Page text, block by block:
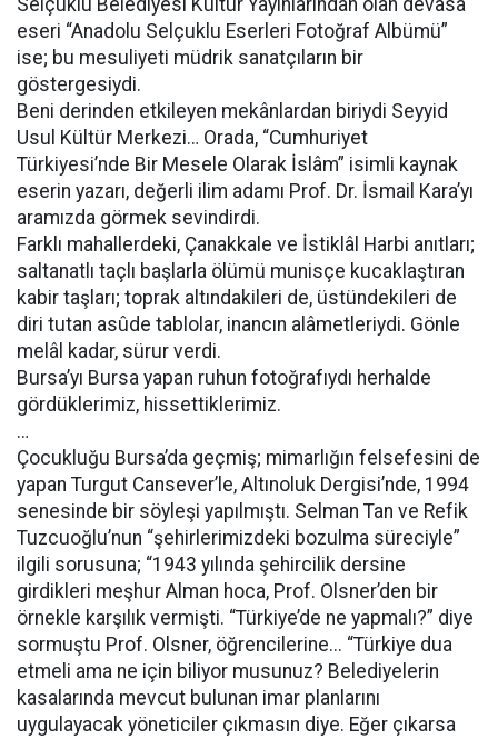
Selçuklu Belediyesi Kültür Yayınlarından olan devasa
eseri “Anadolu Selçuklu Eserleri Fotoğraf Albümü”
ise; bu mesuliyeti müdrik sanatçıların bir
göstergesiydi.
Beni derinden etkileyen mekânlardan biriydi Seyyid
Usul Kültür Merkezi… Orada, “Cumhuriyet
Türkiyesi’nde Bir Mesele Olarak İslâm” isimli kaynak
eserin yazarı, değerli ilim adamı Prof. Dr. İsmail Kara’yı
aramızda görmek sevindirdi.
Farklı mahallerdeki, Çanakkale ve İstiklâl Harbi anıtları;
saltanatlı taçlı başlarla ölümü munisçe kucaklaştıran
kabir taşları; toprak altındakileri de, üstündekileri de
diri tutan asûde tablolar, inancın alâmetleriydi. Gönle
melâl kadar, sürur verdi.
Bursa’yı Bursa yapan ruhun fotoğrafıydı herhalde
gördüklerimiz, hissettiklerimiz.
…
Çocukluğu Bursa’da geçmiş; mimarlığın felsefesini de
yapan Turgut Cansever’le, Altınoluk Dergisi’nde, 1994
senesinde bir söyleşi yapılmıştı. Selman Tan ve Refik
Tuzcuoğlu’nun “şehirlerimizdeki bozulma süreciyle”
ilgili sorusuna; “1943 yılında şehircilik dersine
girdikleri meşhur Alman hoca, Prof. Olsner’den bir
örnekle karşılık vermişti. “Türkiye’de ne yapmalı?” diye
sormuştu Prof. Olsner, öğrencilerine... “Türkiye dua
etmeli ama ne için biliyor musunuz? Belediyelerin
kasalarında mevcut bulunan imar planlarını
uygulayacak yöneticiler çıkmasın diye. Eğer çıkarsa